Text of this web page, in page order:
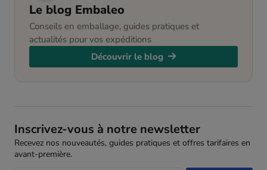
Le blog Embaleo
Conseils en emballage, guides pratiques et
actualités pour vos expéditions
Découvrir le blog
Inscrivez-vous à notre newsletter
Recevez nos nouveautés, guides pratiques et offres tarifaires en
avant-première.